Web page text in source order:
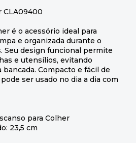
CLA09400
é o acessório ideal para
e organizada durante o
Seu design funcional permite
e utensílios, evitando
Compacto e fácil de
ser usado no dia a dia com
para Colher
23,5 cm